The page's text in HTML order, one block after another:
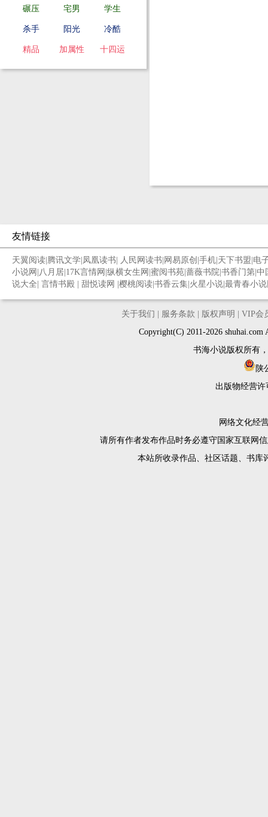
碾压 宅男 学生
杀手 阳光 冷酷
精品 加属性 十四运
友情链接
天翼阅读 腾讯文学 凤凰读书 人民网读书 网易原创 手机 天下书盟 电
小说网 八月居 17K言情网 纵横女生网 蜜阅书苑 蔷薇书院 书香门第 中
说大全 言情书殿 甜悦读网 樱桃阅读 书香云集 火星小说 最青春小
关于我们 服务条款 版权声明
VIP会
Copyright(C) 2011-2026
书海小说版权所有
陕
出版物经营许
网络文化经
请所有作者发布作品时务必遵守国家互联网
本站所收录作品、社区话题、书库